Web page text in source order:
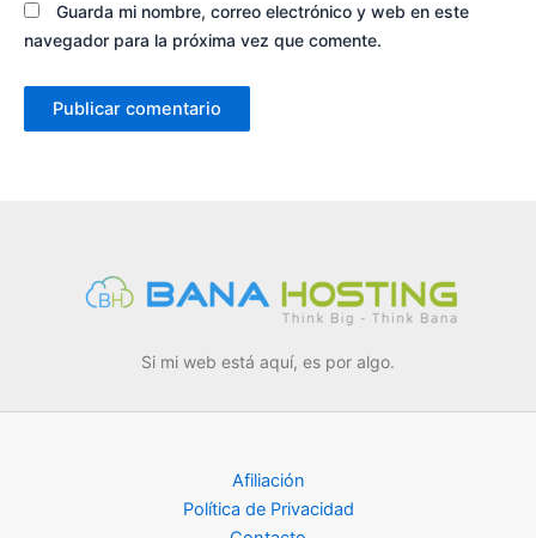
Guarda mi nombre, correo electrónico y web en este
navegador para la próxima vez que comente.
Si mi web está aquí, es por algo.
Afiliación
Política de Privacidad